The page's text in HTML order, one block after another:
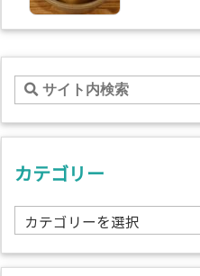
カテゴリー
カ
テ
ゴ